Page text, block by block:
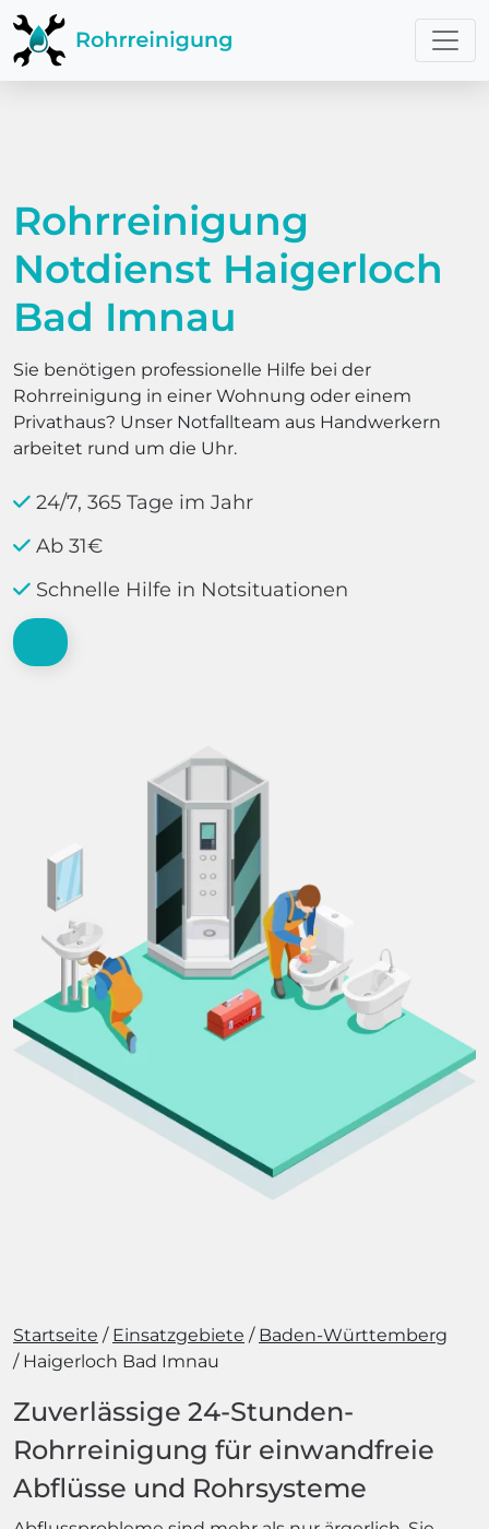
Rohrreinigung
Notdienst Haigerloch
Bad Imnau
Sie benötigen professionelle Hilfe bei der
Rohrreinigung in einer Wohnung oder einem
Privathaus? Unser Notfallteam aus Handwerkern
arbeitet rund um die Uhr.
24/7, 365 Tage im Jahr
Ab 31€
Schnelle Hilfe in Notsituationen
Startseite Einsatzgebiete
Baden-Württemberg
Haigerloch Bad Imnau
Zuverlässige 24-Stunden-
Rohrreinigung für einwandfreie
Abflüsse und Rohrsysteme